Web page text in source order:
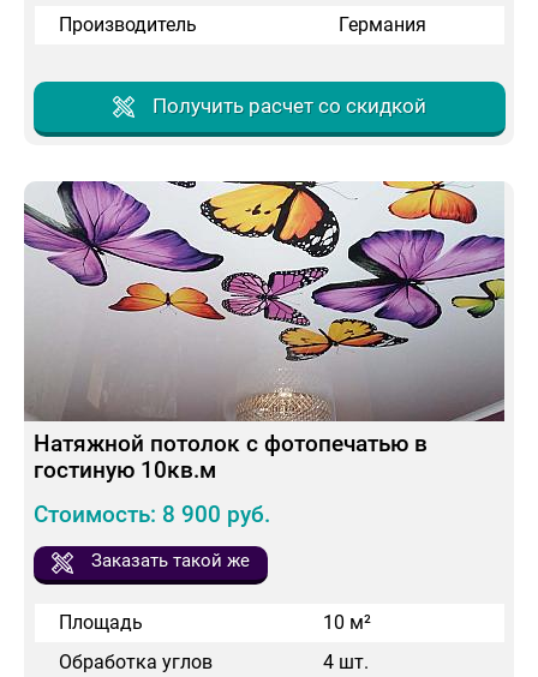
Производитель
Германия
Получить расчет со скидкой
Натяжной потолок с фотопечатью в
гостиную 10кв.м
Стоимость: 8 900 руб.
Заказать такой же
Площадь
10 м²
Обработка углов
4 шт.